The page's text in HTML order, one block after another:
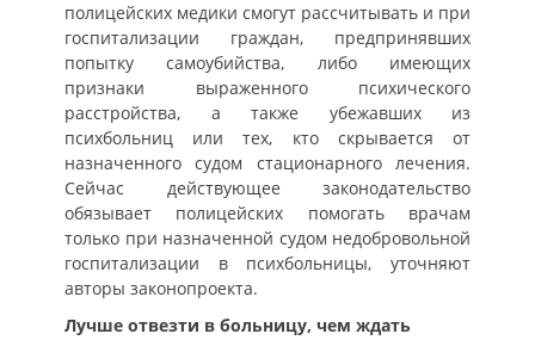
полицейских медики смогут рассчитывать и при
госпитализации граждан, предпринявших
попытку самоубийства, либо имеющих
признаки выраженного психического
расстройства, а также убежавших из
психбольниц или тех, кто скрывается от
назначенного судом стационарного лечения.
Сейчас действующее законодательство
обязывает полицейских помогать врачам
только при назначенной судом недобровольной
госпитализации в психбольницы, уточняют
авторы законопроекта.
Лучше отвезти в больницу, чем ждать